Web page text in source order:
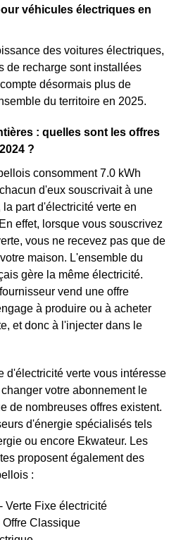
véhicules électriques en
des voitures électriques,
de recharge sont installées
désormais plus de
du territoire en 2025.
: quelles sont les offres
?
consomment 7.0 kWh
d'eux souscrivait à une
part d'électricité verte en
effet, lorsque vous souscrivez
vous ne recevez pas que de
maison. L'ensemble du
gère la même électricité.
vend une offre
à produire ou à acheter
et donc à l'injecter dans le
d'électricité verte vous intéresse
votre abonnement le
de nombreuses offres existent.
d'énergie spécialisés tels
ou encore Ekwateur. Les
proposent également des
:
Verte Fixe électricité
Classique